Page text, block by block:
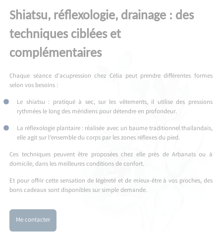
Shiatsu, réflexologie, drainage : des
techniques ciblées et
complémentaires
Chaque séance d’acupression chez Célia peut prendre différentes formes
selon vos besoins :
Le shiatsu : pratiqué à sec, sur les vêtements, il utilise des pressions
rythmées le long des méridiens pour détendre en profondeur.
La réflexologie plantaire : réalisée avec un baume traditionnel thaïlandais,
elle agit sur l’ensemble du corps par les zones réflexes du pied.
Ces techniques peuvent être proposées chez elle près de Arbanats ou à
domicile, dans les meilleures conditions de confort.
Et pour offrir cette sensation de légèreté et de mieux-être à vos proches, des
bons cadeaux sont disponibles sur simple demande.
Me contacter